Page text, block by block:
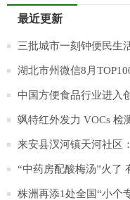
最近更新
三批城市一刻钟便民生
湖北市州微信8月
馆”涨幅较大
中国方便食品行业进入
飒特红外发力 VOCs 检
来安县汊河镇天河社区
“中药房配酸梅汤”火
人适宜
株洲再添1处全国“小个